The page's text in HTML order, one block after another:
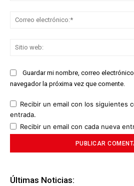
Guardar mi nombre, correo
navegador la próxima vez que comente.
Recibir un email con los siguientes
entrada.
Recibir un email con cada nueva
Últimas Noticias: